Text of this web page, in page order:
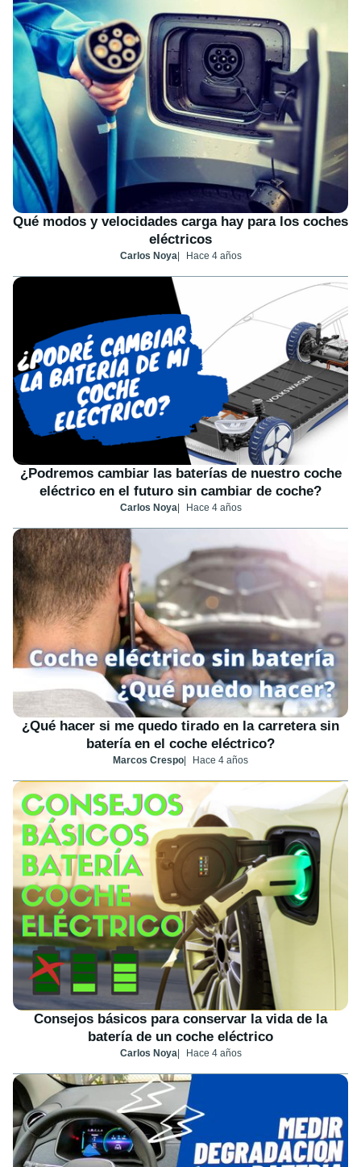
Qué modos y velocidades carga hay para los coches
eléctricos
Carlos Noya Hace 4 años
¿Podremos cambiar las baterías de nuestro coche
eléctrico en el futuro sin cambiar de coche?
Carlos Noya Hace 4 años
¿Qué hacer si me quedo tirado en la carretera sin
batería en el coche eléctrico?
Marcos Crespo Hace 4 años
Consejos básicos para conservar la vida de la
batería de un coche eléctrico
Carlos Noya Hace 4 años